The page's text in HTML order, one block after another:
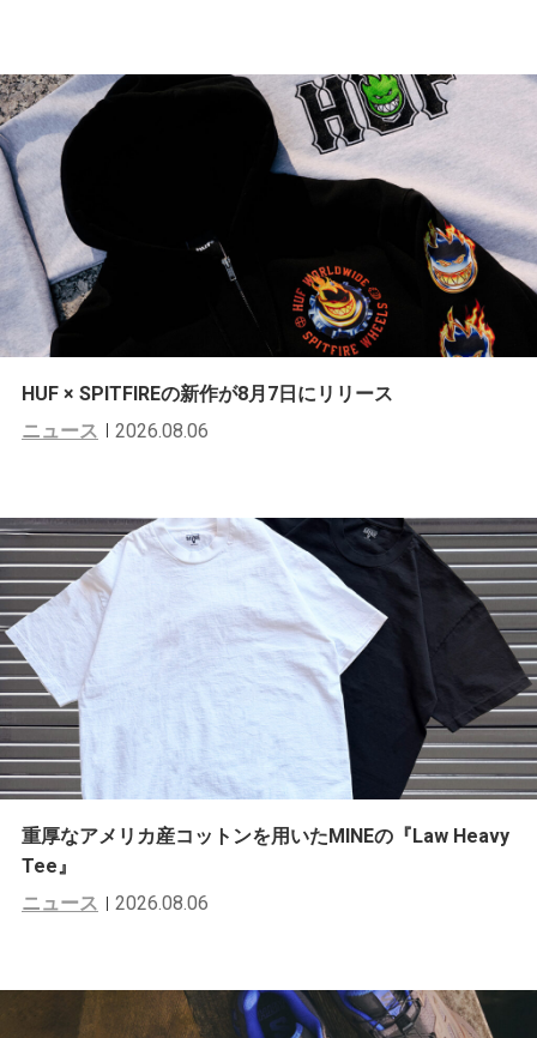
HUF × SPITFIREの新作が8月7日にリリース
ニュース
2026.08.06
重厚なアメリカ産コットンを用いたMINEの『Law Heavy
Tee』
ニュース
2026.08.06